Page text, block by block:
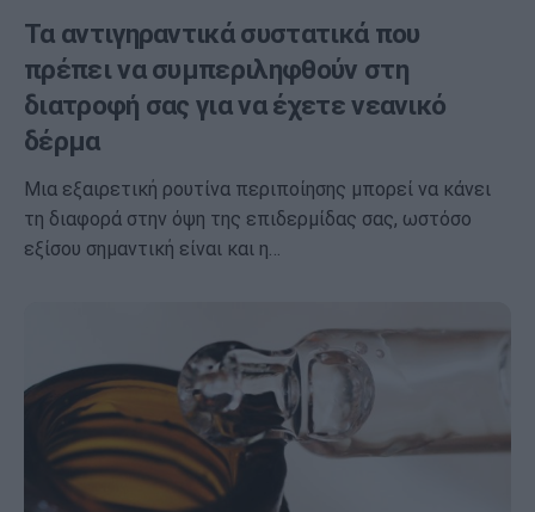
Τα αντιγηραντικά συστατικά που
πρέπει να συμπεριληφθούν στη
διατροφή σας για να έχετε νεανικό
δέρμα
Μια εξαιρετική ρουτίνα περιποίησης μπορεί να κάνει
τη διαφορά στην όψη της επιδερμίδας σας, ωστόσο
εξίσου σημαντική είναι και η…